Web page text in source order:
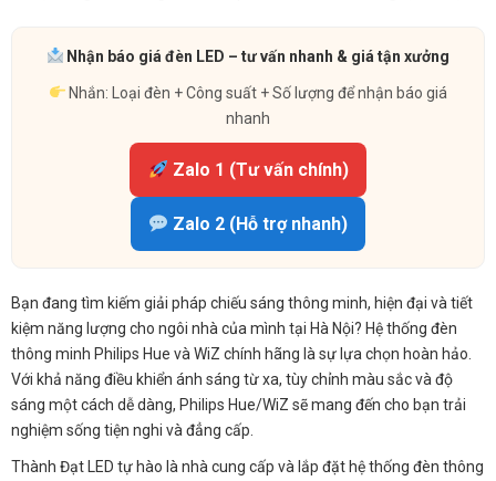
Nhận báo giá đèn LED – tư vấn nhanh & giá tận xưởng
Nhắn: Loại đèn + Công suất + Số lượng để nhận báo giá
nhanh
Zalo 1 (Tư vấn chính)
Zalo 2 (Hỗ trợ nhanh)
Bạn đang tìm kiếm giải pháp chiếu sáng thông minh, hiện đại và tiết
kiệm năng lượng cho ngôi nhà của mình tại Hà Nội? Hệ thống đèn
thông minh Philips Hue và WiZ chính hãng là sự lựa chọn hoàn hảo.
Với khả năng điều khiển ánh sáng từ xa, tùy chỉnh màu sắc và độ
sáng một cách dễ dàng, Philips Hue/WiZ sẽ mang đến cho bạn trải
nghiệm sống tiện nghi và đẳng cấp.
Thành Đạt LED tự hào là nhà cung cấp và lắp đặt hệ thống đèn thông